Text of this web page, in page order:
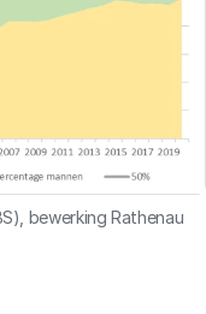
bewerking Rathenau